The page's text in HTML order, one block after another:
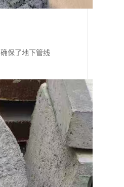
保了地下管线